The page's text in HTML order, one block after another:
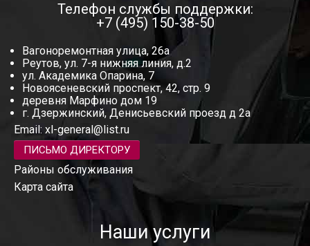
Телефон службы поддержки:
+7 (495) 150-38-50
Вагоноремонтная улица, 26а
Реутов, ул. 7-я нижняя линия, д.2
ул. Академика Опарина, 7
Новоясеневский проспект, 42, стр. 9
деревня Марфино дом 19
г. Дзержинский, Денисьевский проезд д 2а
Email: xl-general@list.ru
ПИСЬМО ДИРЕКТОРУ
Районы обслуживания
Карта сайта
Наши услуги